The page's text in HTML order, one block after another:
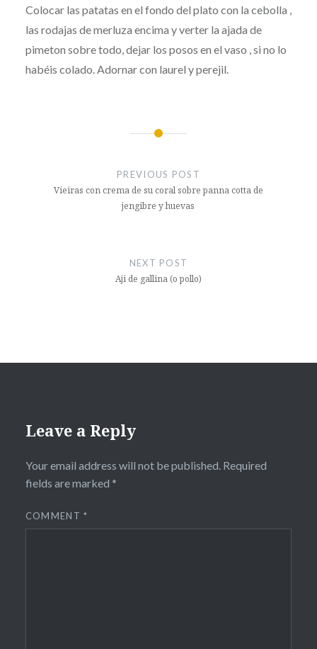
Colocar las patatas en el fondo del plato con la cebolla ,
las rodajas de merluza encima y verter la ajada de
pimeton sobre todo, dejar los posos en el vaso , si no lo
habéis colado. Adornar con laurel y perejil.
PREVIOUS POST
Vieiras con crema de su coral sobre panna cotta de
jengibre y huevas
NEXT POST
Aji de gallina (o pollo)
Leave a Reply
Your email address will not be published. Required
fields are marked *
COMMENT*